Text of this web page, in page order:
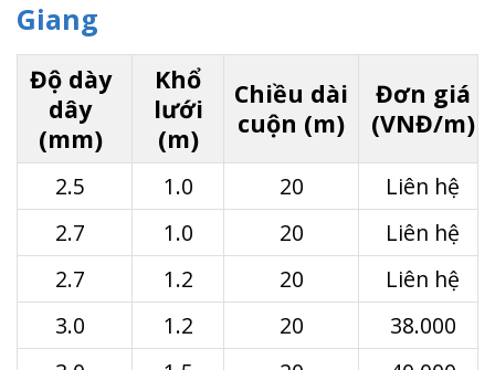
Giang
Độ dày
dây
(mm)
Khổ
lưới
(m)
Chiều dài
cuộn (m)
Đơn giá
(VNĐ/m)
2.5 1.0 20
Liên hệ
2.7
1.0 20
Liên hệ
2.7
1.2 20
Liên hệ
3.0
1.2 20
38.000